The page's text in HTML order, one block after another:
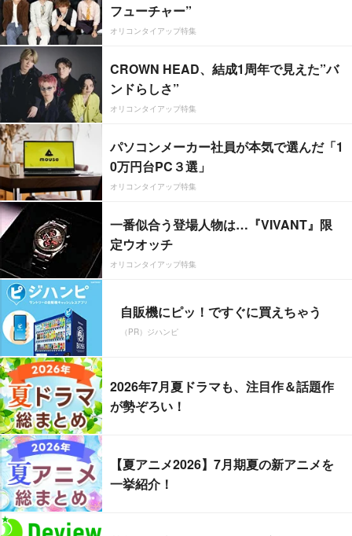
フューチャー”
オリコンタイアップ特集
CROWN HEAD、結成1周年で見えた”バ
ンドらしさ”
オリコンタイアップ特集
パソコンメーカー社員が本気で選んだ「1
0万円台PC３選」
オリコンタイアップ特集
一番似合う登場人物は…『VIVANT』限
定ウオッチ
オリコンタイアップ特集
自販機にピッ！ですぐに買えちゃう
（PR）ジハンピ
2026年7月夏ドラマも、注目作＆話題作
が勢ぞろい！
【夏アニメ2026】7月期夏の新アニメを
一挙紹介！